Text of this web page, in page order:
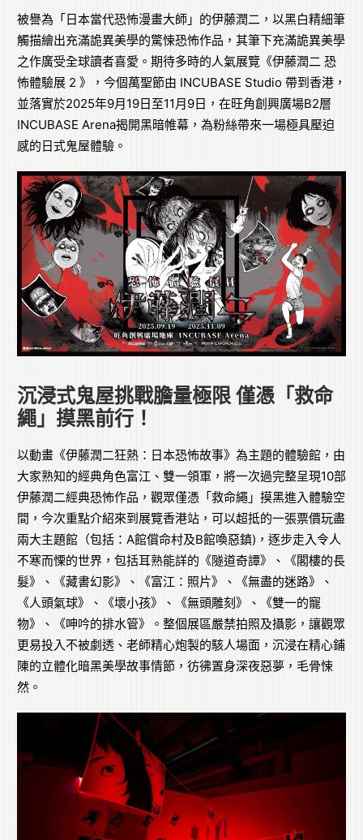
被譽為「日本當代恐怖漫畫大師」的伊藤潤二，以黑白精細筆
觸描繪出充滿詭異美學的驚悚恐怖作品，其筆下充滿詭異美學
之作廣受全球讀者喜愛。期待多時的人氣展覽《伊藤潤二 恐
怖體驗展 2 》，今個萬聖節由 INCUBASE Studio 帶到香港，
並落實於2025年9月19日至11月9日，在旺角創興廣場B2層
INCUBASE Arena揭開黑暗帷幕，為粉絲帶來一場極具壓迫
感的日式鬼屋體驗。
沉浸式鬼屋挑戰膽量極限 僅憑「救命
繩」摸黑前行！
以動畫《伊藤潤二狂熱：日本恐怖故事》為主題的體驗館，由
大家熟知的經典角色富江、雙一領軍，將一次過完整呈現10部
伊藤潤二經典恐怖作品，觀眾僅憑「救命繩」摸黑進入體驗空
間，今次重點介紹來到展覽香港站，可以超抵的一張票價玩盡
兩大主題館（包括：A館償命村及B館喚惡鎮)，逐步走入令人
不寒而慄的世界，包括耳熟能詳的《隧道奇譚》、《閣樓的長
髮》、《藏書幻影》、《富江：照片》、《無盡的迷路》、
《人頭氣球》、《壞小孩》、《無頭雕刻》、《雙一的寵
物》、《呻吟的排水管》。整個展區嚴禁拍照及攝影，讓觀眾
更易投入不被劇透、老師精心炮製的駭人場面，沉浸在精心鋪
陳的立體化暗黑美學故事情節，彷彿置身深夜惡夢，毛骨悚
然。